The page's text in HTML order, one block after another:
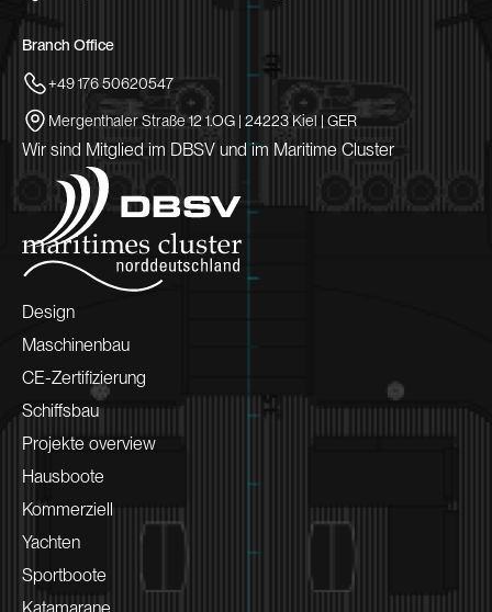
Branch Office
+49 176 50620547
Mergenthaler Straße 12 1.OG | 24223 Kiel | GER
Wir sind Mitglied im DBSV und im Maritime Cluster
Design
Maschinenbau
CE-Zertifizierung
Schiffsbau
Projekte overview
Hausboote
Kommerziell
Yachten
Sportboote